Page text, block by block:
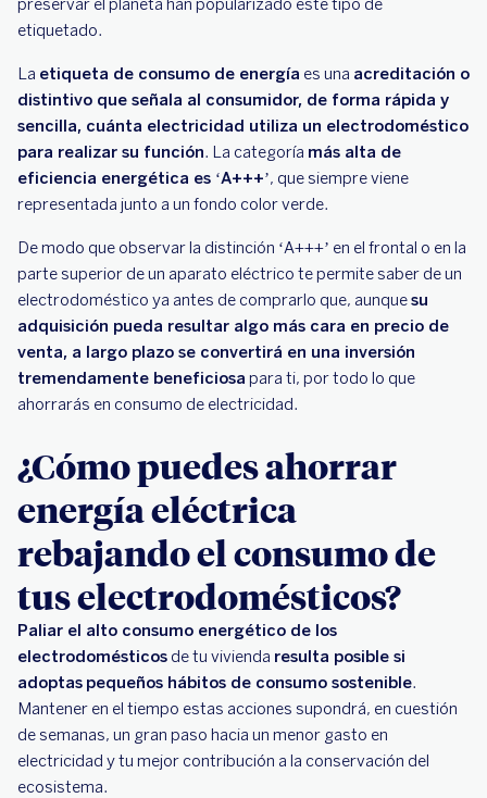
preservar el planeta han popularizado este tipo de
etiquetado.
La etiqueta de consumo de energía es una acreditación o
distintivo que señala al consumidor, de forma rápida y
sencilla, cuánta electricidad utiliza un electrodoméstico
para realizar su función. La categoría más alta de
eficiencia energética es ‘A+++’, que siempre viene
representada junto a un fondo color verde.
De modo que observar la distinción ‘A+++’ en el frontal o en la
parte superior de un aparato eléctrico te permite saber de un
electrodoméstico ya antes de comprarlo que, aunquesu
adquisición pueda resultar algo más cara en precio de
venta, a largo plazo se convertirá en una inversión
tremendamente beneficiosa para ti, por todo lo que
ahorrarás en consumo de electricidad.
¿Cómo puedes ahorrar
energía eléctrica
rebajando el consumo de
tus electrodomésticos?
Paliar el alto consumo energético de los
electrodomésticos de tu vivienda resulta posible si
adoptas pequeños hábitos de consumo sostenible.
Mantener en el tiempo estas acciones supondrá, en cuestión
de semanas, un gran paso hacia un menor gasto en
electricidad y tu mejor contribución a la conservación del
ecosistema.